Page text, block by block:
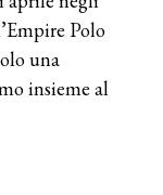
Polo
una
insieme al